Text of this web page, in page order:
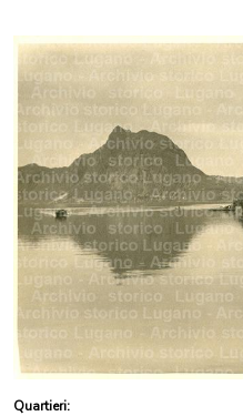
Quartieri: